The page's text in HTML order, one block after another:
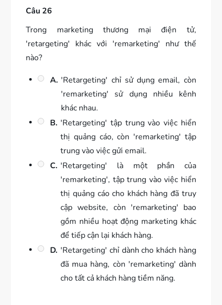
Câu 26
Trong marketing thương mại điện tử,
'retargeting' khác với 'remarketing' như thế
nào?
A. 'Retargeting' chỉ sử dụng email, còn
'remarketing' sử dụng nhiều kênh
khác nhau.
B. 'Retargeting' tập trung vào việc hiển
thị quảng cáo, còn 'remarketing' tập
trung vào việc gửi email.
C. 'Retargeting' là một phần của
'remarketing', tập trung vào việc hiển
thị quảng cáo cho khách hàng đã truy
cập website, còn 'remarketing' bao
gồm nhiều hoạt động marketing khác
để tiếp cận lại khách hàng.
D. 'Retargeting' chỉ dành cho khách hàng
đã mua hàng, còn 'remarketing' dành
cho tất cả khách hàng tiềm năng.